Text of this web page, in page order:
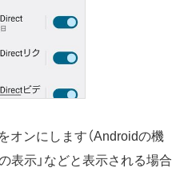
オンにします（Androidの機
表示」などと表示される場合